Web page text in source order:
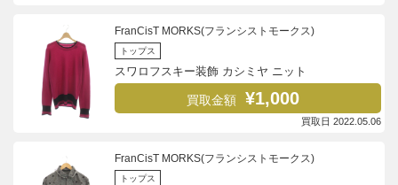
FranCisT MORKS(フランシストモークス)
トップス
スワロフスキー装飾 カシミヤ ニット
買取金額 ¥1,000
買取日 2022.05.06
FranCisT MORKS(フランシストモークス)
トップス